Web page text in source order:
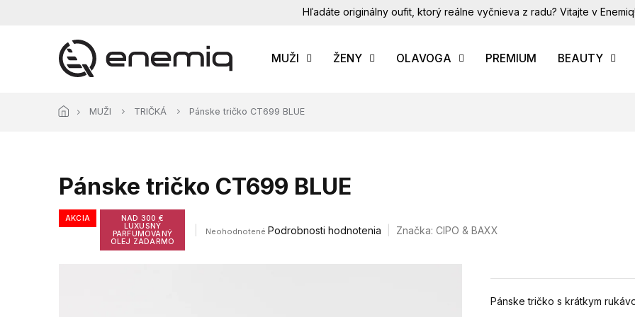
Hľadáte originálny oufit, ktorý reálne vyčnieva z radu? Vitajte v Enemiq!
MUŽI ŽENY OLAVOGA PREMIUM BEAUTY
MUŽI TRIČKÁ Pánske tričko CT699 BLUE
Pánske tričko CT699 BLUE
AKCIA
NAD 300 €
LUXUSNÝ
PARFUMOVANÝ
OLEJ ZADARMO
Priemerné
Neohodnotené Podrobnosti hodnotenia Značka: CIPO & BAXX
Pánske tričko s krátkym